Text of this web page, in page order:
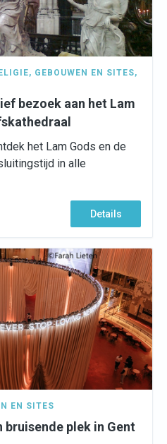
, GEBOUWEN EN SITES,
bezoek aan het Lam
het Lam Gods en de
in alle
Details
EN SITES
plek in Gent